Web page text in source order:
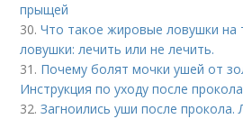
прыщей
30.Что такое жировые ловушки на
ловушки: лечить или не лечить.
31. Почему болят мочки ушей от
Инструкция по уходу после
32.Загноились уши после прокола.